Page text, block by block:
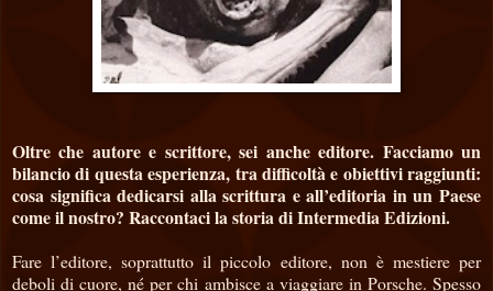
Oltre che autore e scrittore, sei anche editore. Facciamo un
bilancio di questa esperienza, tra difficoltà e obiettivi raggiunti:
cosa significa dedicarsi alla scrittura e all’editoria in un Paese
come il nostro? Raccontaci la storia di Intermedia Edizioni.
Fare l’editore, soprattutto il piccolo editore, non è mestiere per
deboli di cuore, né per chi ambisce a viaggiare in Porsche. Spesso